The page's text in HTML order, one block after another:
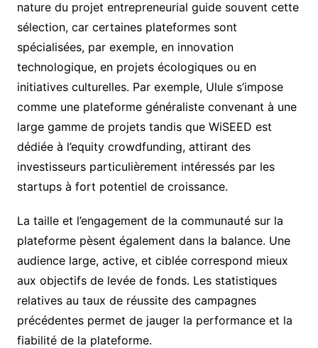
nature du projet entrepreneurial guide souvent cette
sélection, car certaines plateformes sont
spécialisées, par exemple, en innovation
technologique, en projets écologiques ou en
initiatives culturelles. Par exemple, Ulule s’impose
comme une plateforme généraliste convenant à une
large gamme de projets tandis que WiSEED est
dédiée à l’equity crowdfunding, attirant des
investisseurs particulièrement intéressés par les
startups à fort potentiel de croissance.
La taille et l’engagement de la communauté sur la
plateforme pèsent également dans la balance. Une
audience large, active, et ciblée correspond mieux
aux objectifs de levée de fonds. Les statistiques
relatives au taux de réussite des campagnes
précédentes permet de jauger la performance et la
fiabilité de la plateforme.